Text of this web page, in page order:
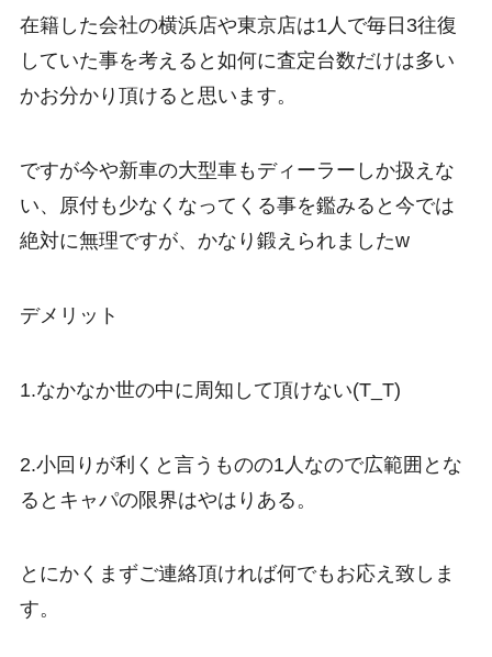
在籍した会社の横浜店や東京店は1人で毎日3往復
していた事を考えると如何に査定台数だけは多い
かお分かり頂けると思います。
ですが今や新車の大型車もディーラーしか扱えな
い、原付も少なくなってくる事を鑑みると今では
絶対に無理ですが、かなり鍛えられましたw
デメリット
1.なかなか世の中に周知して頂けない(T_T)
2.小回りが利くと言うものの1人なので広範囲とな
るとキャパの限界はやはりある。
とにかくまずご連絡頂ければ何でもお応え致しま
す。